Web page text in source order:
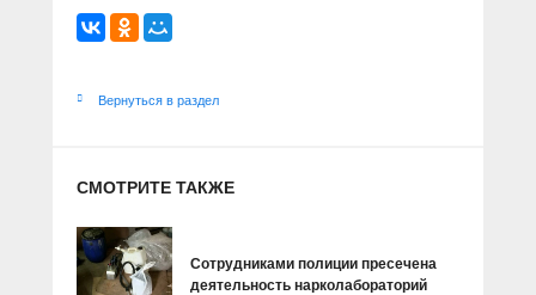
Вернуться в раздел
СМОТРИТЕ ТАКЖЕ
Сотрудниками полиции пресечена
деятельность нарколабораторий